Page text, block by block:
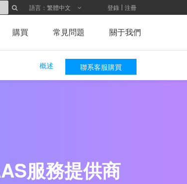
語言：繁體中文 登錄 注冊
購買 常見問題 關于我們
概述 聯系客服購買
服務提供商